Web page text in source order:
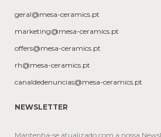
geral@mesa-ceramics.pt
marketing@mesa-ceramics.pt
offers@mesa-ceramics.pt
rh@mesa-ceramics.pt
canaldedenuncias@mesa-ceramics.pt
NEWSLETTER